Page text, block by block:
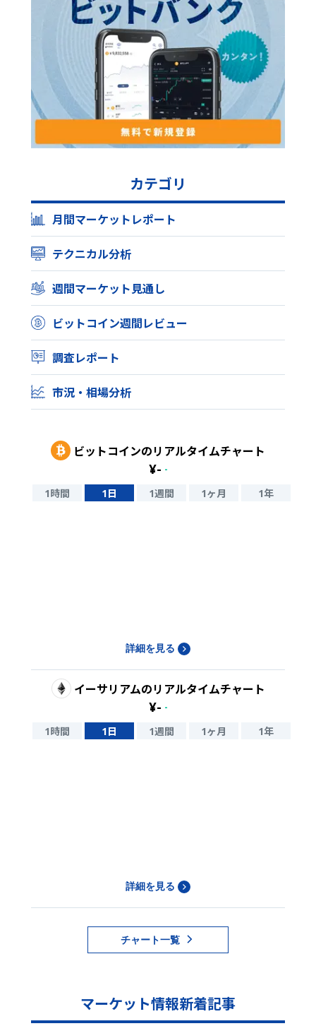
カテゴリ
月間マーケットレポート
テクニカル分析
週間マーケット見通し
ビットコイン週間レビュー
調査レポート
市況・相場分析
ビットコインのリアルタイムチャート
¥- -
1時間 1日 1週間 1ヶ月 1年
詳細を見る
イーサリアムのリアルタイムチャート
¥- -
1時間 1日 1週間 1ヶ月 1年
詳細を見る
チャート一覧
マーケット情報新着記事